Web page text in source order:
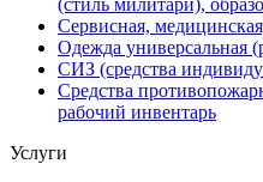
(стиль милитари),
Сервисная,
Одежда универсальная
СИЗ (средства
Средства
рабочий инвентарь
Услуги